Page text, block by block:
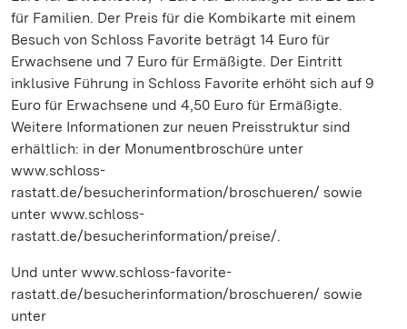
für Familien. Der Preis für die Kombikarte mit einem
Besuch von Schloss Favorite beträgt 14 Euro für
Erwachsene und 7 Euro für Ermäßigte. Der Eintritt
inklusive Führung in Schloss Favorite erhöht sich auf 9
Euro für Erwachsene und 4,50 Euro für Ermäßigte.
Weitere Informationen zur neuen Preisstruktur sind
erhältlich: in der Monumentbroschüre unter
www.schloss-
rastatt.de/besucherinformation/broschueren/ sowie
unter www.schloss-
rastatt.de/besucherinformation/preise/.
Und unter www.schloss-favorite-
rastatt.de/besucherinformation/broschueren/ sowie
unter